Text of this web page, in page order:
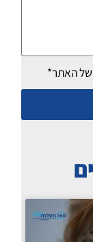
של האתר*